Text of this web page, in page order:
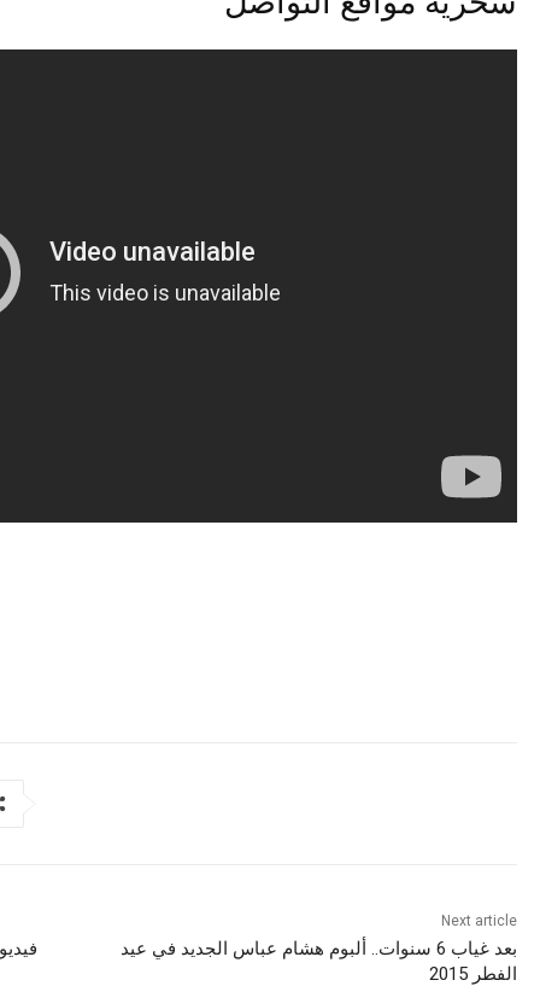
Next article
بعد غياب 6 سنوات.. ألبوم هشام عباس الجديد في عيد
الفطر 2015